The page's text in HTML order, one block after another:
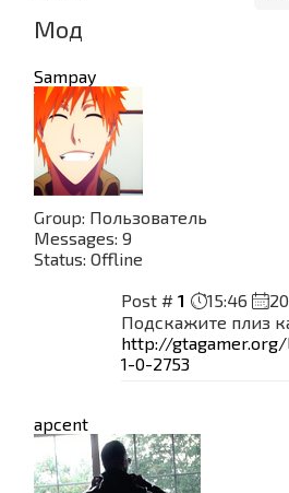
Мод
Sampay
Group: Пользователь
Messages: 9
Status: Offline
Post # 1 15:46
Подскажите плиз
http://gtagamer.org/
1-0-2753
apcent